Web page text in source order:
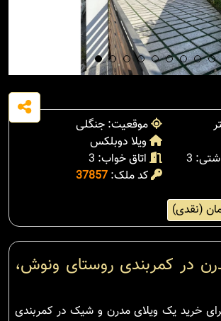
موقعیت: جنگلی
ویلا دوبلکس
3
اتاق خواب: 3
کد ملک: 37857
در کمربندی روستای ونوش،
خرید یک ویلای مدرن و شیک در کمربندی